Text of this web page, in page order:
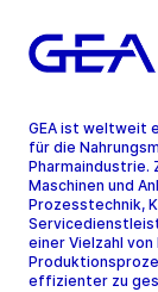
GEA ist weltweit
für die
Pharmaindustrie.
Maschinen und
Prozesstechnik,
einer Vielzahl
effizienter zu